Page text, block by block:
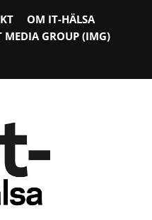
OM IT-HÄLSA
MEDIA GROUP (IMG)